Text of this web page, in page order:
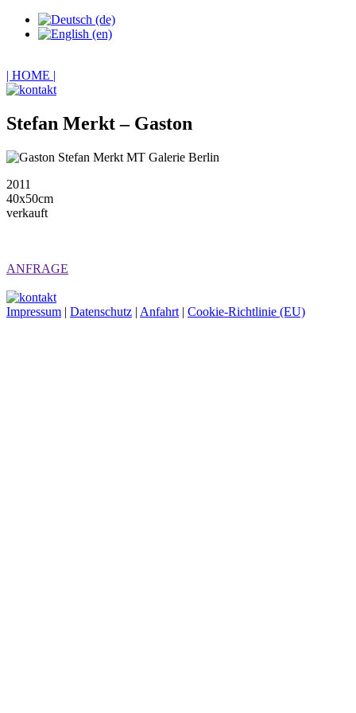
| HOME |
Stefan Merkt – Gaston
2011
40x50cm
verkauft
ANFRAGE
Impressum | Datenschutz | Anfahrt | Cookie-Richtlinie (EU)